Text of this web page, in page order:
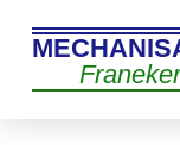
Franeker